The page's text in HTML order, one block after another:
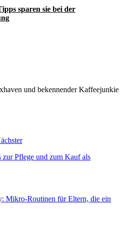
sparen sie bei der
und bekennender Kaffeejunkie
zur Pflege und zum Kauf als
Mikro-Routinen für Eltern, die ein